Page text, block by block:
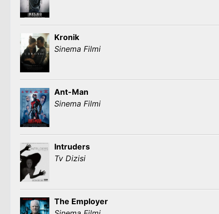
Kronik
Sinema Filmi
Ant-Man
Sinema Filmi
Intruders
Tv Dizisi
The Employer